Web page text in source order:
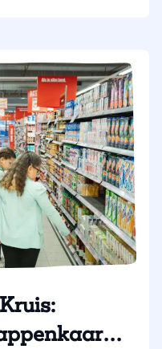
blijven
van
thuis (via het